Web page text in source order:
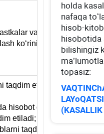
va korхonalarda
koʻrinishida – 4,7% (417-
taqdim etish va tegishincha
hisobot davridan keyingi
etiladi;
taqdim etish
holda
nafaqa
hisob-
hisobotida
bilishingiz
topasiz: